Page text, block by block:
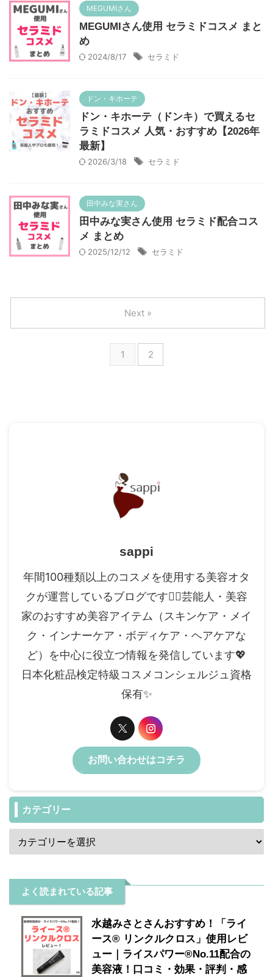
MEGUMIさん
MEGUMIさん使用 セラミドコスメ まと
め
2024/8/17 セラミド
ドン・キホーテ
ドン・キホーテ（ドンキ）で買えるセ
ラミドコスメ 人気・おすすめ【2026年
最新】
2026/3/18 セラミド
田中みな実さん
田中みな実さん使用 セラミド配合コス
メ まとめ
2025/12/12 セラミド
1 2
Next »
sappi
年間100種類以上のコスメを使用する美容オタ
クが運営しているブログです✍🏻芸能人・美容
家のおすすめ美容アイテム（スキンケア・メイ
ク・インナーケア・ボディケア・ヘアケアな
ど）を中心に役立つ情報を発信しています💖
日本化粧品検定特級コスメコンシェルジュ資格
保有✨️
お問い合わせはコチラ
カテゴリー
よく読まれている記事
水越みさとさんおすすめ！「ライ
ース® リンクルクロス」使用レビ
ュー｜ライスパワー®No.11配合の
美容液！口コミ・効果・評判・感